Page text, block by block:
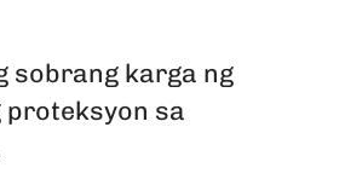
sobrang karga ng
sa